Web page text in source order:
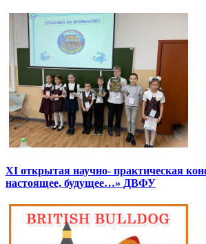
XI открытая научно- практическая
настоящее, будущее…» ДВФУ